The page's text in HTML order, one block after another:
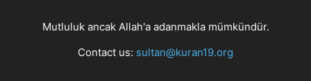
Mutluluk ancak Allah'a adanmakla mümkündür.
Contact us: sultan@kuran19.org